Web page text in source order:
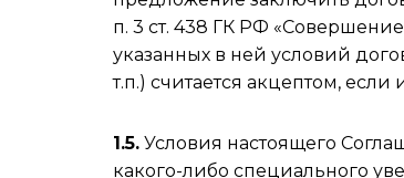
п. 3 ст. 438 ГК РФ
указанных в ней условий
т.п.) считается акцептом,
1.5. Условия настоящего
какого-либо специального